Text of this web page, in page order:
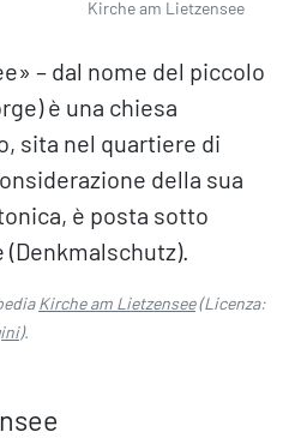
Kirche am Lietzensee
– dal nome del piccolo
è una chiesa
sita nel quartiere di
della sua
è posta sotto
Kirche am Lietzensee(Licenza:
).